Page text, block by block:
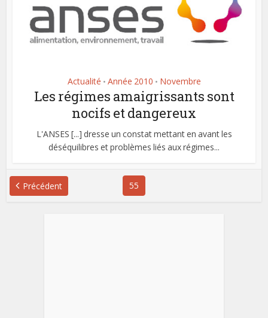
Actualité • Année 2010 • Novembre
Les régimes amaigrissants sont
nocifs et dangereux
L'ANSES [...] dresse un constat mettant en avant les
déséquilibres et problèmes liés aux régimes...
Précédent 55